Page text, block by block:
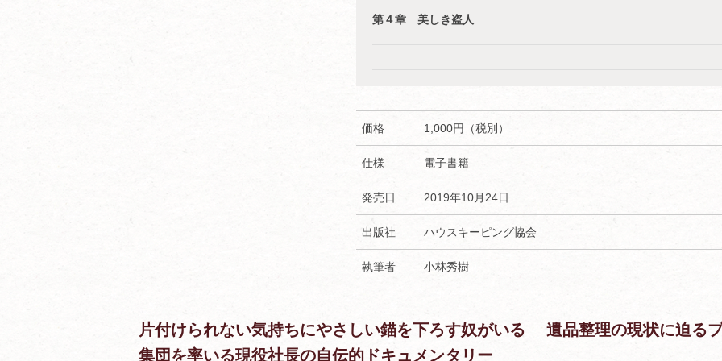
第４章 美しき盗人
価格 1,000円（税別）
仕様 電子書籍
発売日 2019年10月24日
出版社 ハウスキーピング協会
執筆者 小林秀樹
片付けられない気持ちにやさしい錨を下ろす奴がいる 遺品整理の現状に迫る
集団を率いる現役社長の自伝的ドキュメンタリー